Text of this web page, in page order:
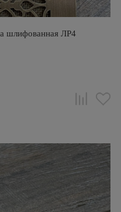
шлифованная ЛР4